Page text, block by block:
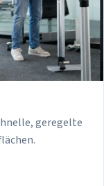
geregelte